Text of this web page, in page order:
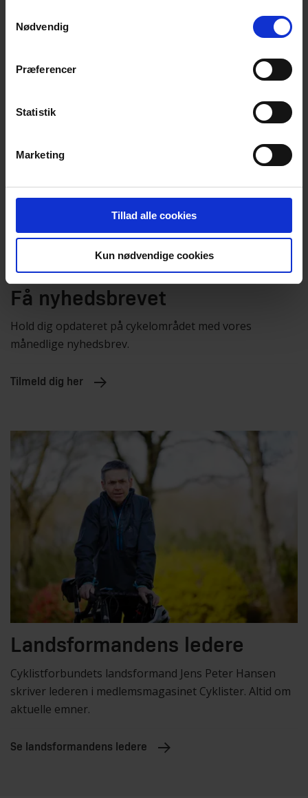
Nødvendig
Præferencer
Statistik
Marketing
Tillad alle cookies
Kun nødvendige cookies
Se magasinet
Få nyhedsbrevet
Hold dig opdateret på cykelområdet med vores
månedlige nyhedsbrev.
Tilmeld dig her
Landsformandens ledere
Cyklistforbundets landsformand Jens Peter Hansen
skriver lederen i medlemsmagasinet Cyklister. Altid om
aktuelle emner.
Se landsformandens ledere